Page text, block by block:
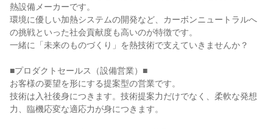
熱設備メーカーです。
環境に優しい加熱システムの開発など、カーボンニュートラルへ
の挑戦といった社会貢献度も高いのが特徴です。
一緒に「未来のものづくり」を熱技術で支えていきませんか？
■プロダクトセールス（設備営業）■
お客様の要望を形にする提案型の営業です。
技術は入社後身につきます。技術提案力だけでなく、柔軟な発想
力、臨機応変な適応力が身につきます。